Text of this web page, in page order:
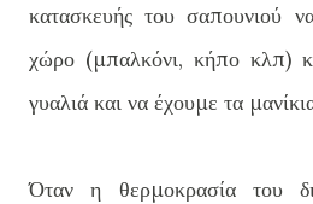
κατασκευής του σαπουνιού
χώρο (μπαλκόνι, κήπο κλπ)
γυαλιά και να έχουμε τα
Όταν η θερμοκρασία του